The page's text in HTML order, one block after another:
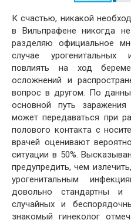
К счастью, никакой
в Вильпрафене никогда
разделяю официальное
случае
повлиять на ход
осложнений и
вопрос в другом. По
основной путь
может передаваться при
полового контакта с
врачей оценивают
ситуации в 50%.
предупредить, чем
урогенитальным
довольно стандартны и
случайных и
знакомый гинеколог